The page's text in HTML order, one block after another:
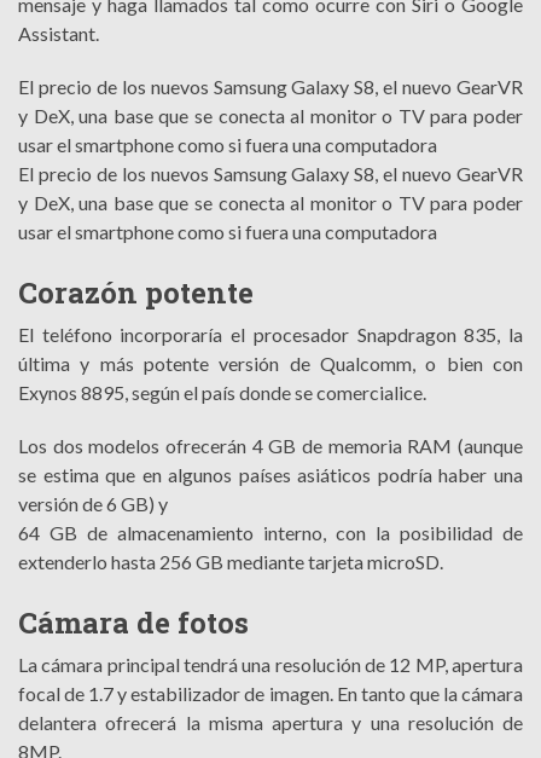
mensaje y haga llamados tal como ocurre con Siri o Google
Assistant.
El precio de los nuevos Samsung Galaxy S8, el nuevo GearVR
y DeX, una base que se conecta al monitor o TV para poder
usar el smartphone como si fuera una computadora
El precio de los nuevos Samsung Galaxy S8, el nuevo GearVR
y DeX, una base que se conecta al monitor o TV para poder
usar el smartphone como si fuera una computadora
Corazón potente
El teléfono incorporaría el procesador Snapdragon 835, la
última y más potente versión de Qualcomm, o bien con
Exynos 8895, según el país donde se comercialice.
Los dos modelos ofrecerán 4 GB de memoria RAM (aunque
se estima que en algunos países asiáticos podría haber una
versión de 6 GB) y
64 GB de almacenamiento interno, con la posibilidad de
extenderlo hasta 256 GB mediante tarjeta microSD.
Cámara de fotos
La cámara principal tendrá una resolución de 12 MP, apertura
focal de 1.7 y estabilizador de imagen. En tanto que la cámara
delantera ofrecerá la misma apertura y una resolución de
8MP.